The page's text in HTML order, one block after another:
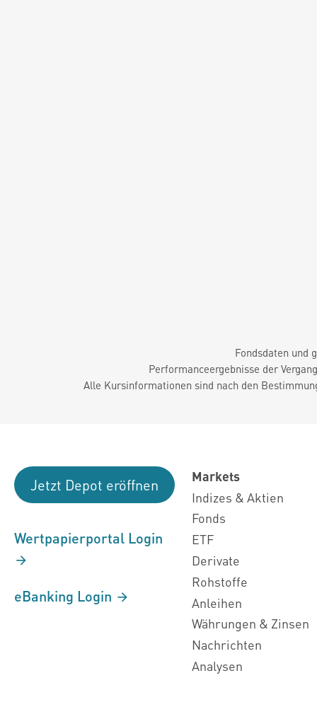
Fondsdaten und
Performanceergebnisse der
Alle Kursinformationen sind nach den
Jetzt Depot eröffnen
Wertpapierportal Login
eBanking Login
Markets
Indizes & Aktien
Fonds
ETF
Derivate
Rohstoffe
Anleihen
Währungen & Zinsen
Nachrichten
Analysen